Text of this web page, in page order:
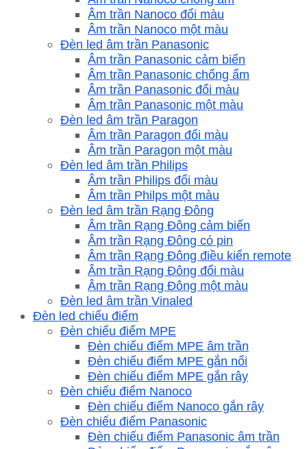
Âm trần Nanoco đổi màu
Âm trần Nanoco một màu
Đèn led âm trần Panasonic
Âm trần Panasonic cảm biến
Âm trần Panasonic chống ẩm
Âm trần Panasonic đổi màu
Âm trần Panasonic một màu
Đèn led âm trần Paragon
Âm trần Paragon đổi màu
Âm trần Paragon một màu
Đèn led âm trần Philips
Âm trần Philips đổi màu
Âm trần Philps một màu
Đèn led âm trần Rạng Đông
Âm trần Rạng Đông cảm biến
Âm trần Rạng Đông có pin
Âm trần Rạng Đông điều kiển remote
Âm trần Rạng Đông đổi màu
Âm trần Rạng Đông một màu
Đèn led âm trần Vinaled
Đèn led chiếu điểm
Đèn chiếu điểm MPE
Đèn chiếu điểm MPE âm trần
Đèn chiếu điểm MPE gắn nổi
Đèn chiếu điểm MPE gắn rây
Đèn chiếu điểm Nanoco
Đèn chiếu điểm Nanoco gắn rây
Đèn chiếu điểm Panasonic
Đèn chiếu điểm Panasonic âm trần